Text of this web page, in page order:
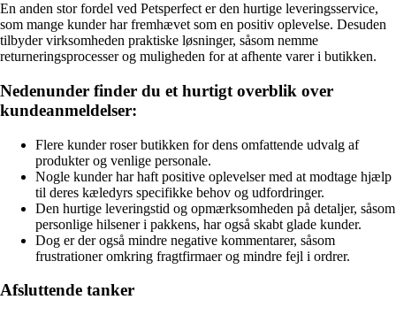
En anden stor fordel ved Petsperfect er den hurtige leveringsservice,
som mange kunder har fremhævet som en positiv oplevelse. Desuden
tilbyder virksomheden praktiske løsninger, såsom nemme
returneringsprocesser og muligheden for at afhente varer i butikken.
Nedenunder finder du et hurtigt overblik over
kundeanmeldelser:
Flere kunder roser butikken for dens omfattende udvalg af
produkter og venlige personale.
Nogle kunder har haft positive oplevelser med at modtage hjælp
til deres kæledyrs specifikke behov og udfordringer.
Den hurtige leveringstid og opmærksomheden på detaljer, såsom
personlige hilsener i pakkens, har også skabt glade kunder.
Dog er der også mindre negative kommentarer, såsom
frustrationer omkring fragtfirmaer og mindre fejl i ordrer.
Afsluttende tanker